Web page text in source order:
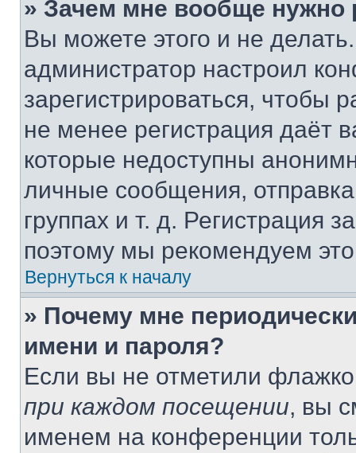
» Зачем мне вообще нужно
Вы можете этого и не
администратор настроил
зарегистрироваться, чтобы
не менее регистрация даёт
которые недоступны
личные сообщения,
группах и т. д. Регистрация
поэтому мы рекомендуем
Вернуться к началу
» Почему мне
имени и пароля?
Если вы не отметили
при каждом посещении, вы
именем на конференции